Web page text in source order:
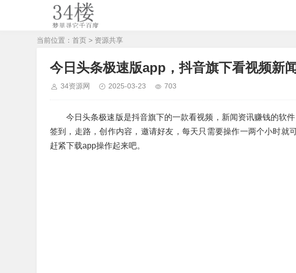
当前位置： 首页 > 资源共享
今日头条极速版app，抖音旗下看视频新
34资源网 2025-03-23 703
今日头条极速版是抖音旗下的一款看视频，新闻资讯赚钱的软
签到，走路，创作内容，邀请好友，每天只需要操作一两个小时就
赶紧下载app操作起来吧。